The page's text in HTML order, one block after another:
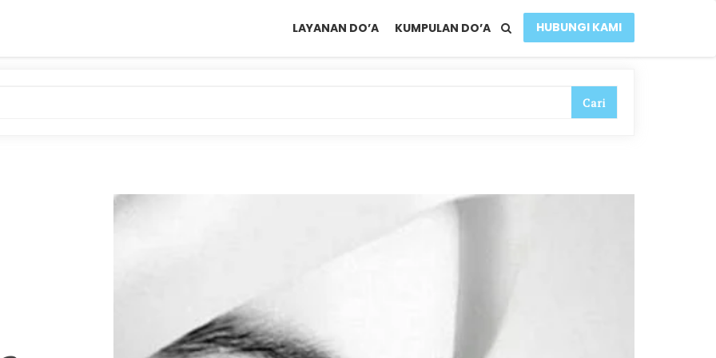
LAYANAN DO’A KUMPULAN DO’A HUBUNGI KAMI